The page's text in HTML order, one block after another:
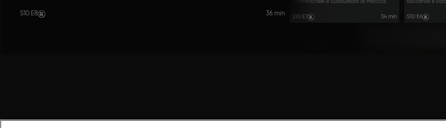
S10: E8 36 min
Grammichele e cuddureddi di Milocca.
S10:E7 34 min
saccense e
S10:E6